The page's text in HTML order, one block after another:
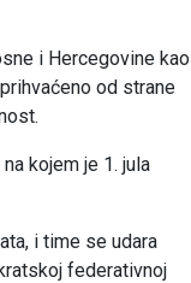
i Hercegovine kao
od strane
kojem je 1. jula
i time se udara
federativnoj